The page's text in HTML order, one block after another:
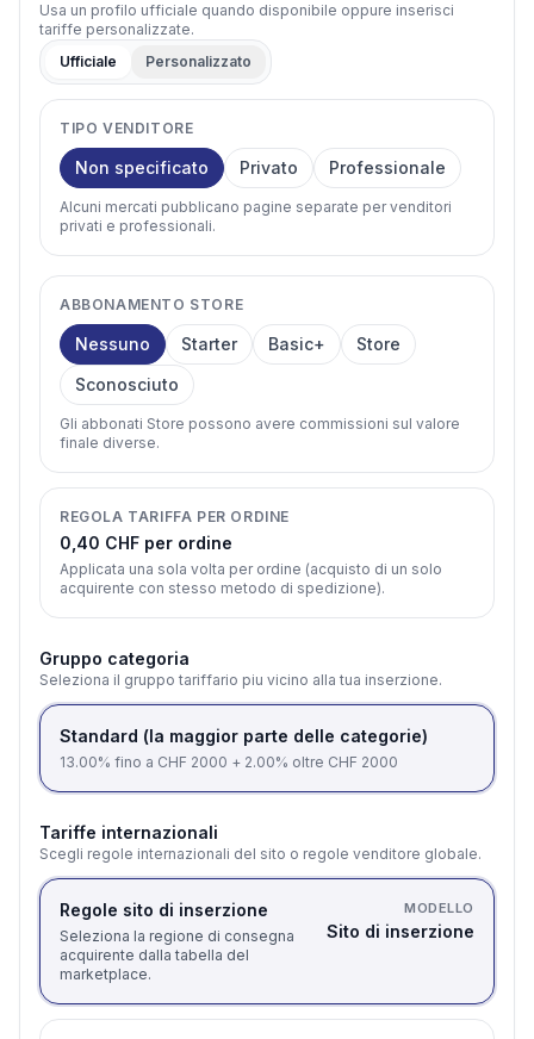
Usa un profilo ufficiale quando disponibile oppure inserisci
tariffe personalizzate.
Ufficiale
Personalizzato
TIPO VENDITORE
Non specificato Privato Professionale
Alcuni mercati pubblicano pagine separate per venditori
privati e professionali.
ABBONAMENTO STORE
Nessuno Starter Basic+
Store
Sconosciuto
Gli abbonati Store possono avere commissioni sul valore
finale diverse.
REGOLA TARIFFA PER ORDINE
0,40 CHF per ordine
Applicata una sola volta per ordine (acquisto di un solo
acquirente con stesso metodo di spedizione).
Gruppo categoria
Seleziona il gruppo tariffario piu vicino alla tua inserzione.
Standard (la maggior parte delle categorie)
13.00% fino a CHF 2000 + 2.00% oltre CHF 2000
Tariffe internazionali
Scegli regole internazionali del sito o regole venditore globale.
Regole sito di inserzione
Seleziona la regione di consegna
acquirente dalla tabella del
marketplace.
MODELLO
Sito di inserzione